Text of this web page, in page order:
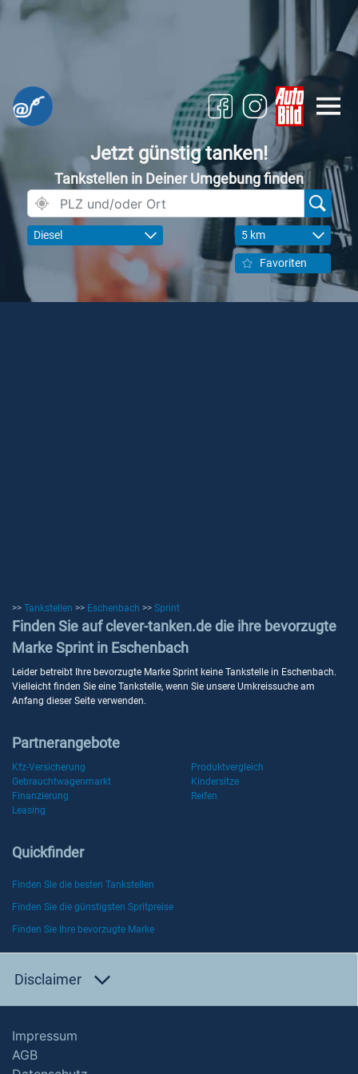
Jetzt günstig tanken!
Tankstellen in Deiner Umgebung finden
Diesel 5 km
Favoriten
>> Tankstellen >> Eschenbach >> Sprint
Finden Sie auf clever-tanken.de die ihre bevorzugte
Marke Sprint in Eschenbach
Leider betreibt Ihre bevorzugte Marke Sprint keine Tankstelle in Eschenbach.
Vielleicht finden Sie eine Tankstelle, wenn Sie unsere Umkreissuche am
Anfang dieser Seite verwenden.
Partnerangebote
Kfz-Versicherung
Produktvergleich
Gebrauchtwagenmarkt
Kindersitze
Finanzierung
Reifen
Leasing
Quickfinder
Finden Sie die besten Tankstellen
Finden Sie die günstigsten Spritpreise
Finden Sie Ihre bevorzugte Marke
Disclaimer
Impressum
AGB